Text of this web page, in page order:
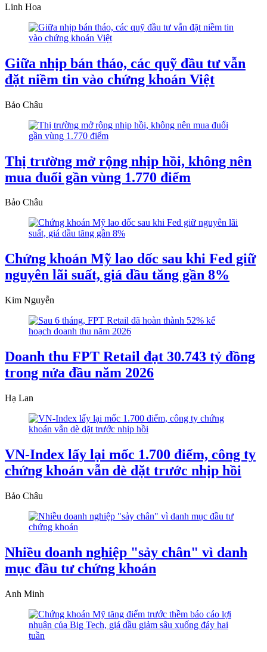
Linh Hoa
Giữa nhịp bán tháo, các quỹ đầu tư vẫn
đặt niềm tin vào chứng khoán Việt
Bảo Châu
Thị trường mở rộng nhịp hồi, không nên
mua đuổi gần vùng 1.770 điểm
Bảo Châu
Chứng khoán Mỹ lao dốc sau khi Fed giữ
nguyên lãi suất, giá dầu tăng gần 8%
Kim Nguyễn
Doanh thu FPT Retail đạt 30.743 tỷ đồng
trong nửa đầu năm 2026
Hạ Lan
VN-Index lấy lại mốc 1.700 điểm, công ty
chứng khoán vẫn dè dặt trước nhịp hồi
Bảo Châu
Nhiều doanh nghiệp "sảy chân" vì danh
mục đầu tư chứng khoán
Anh Minh